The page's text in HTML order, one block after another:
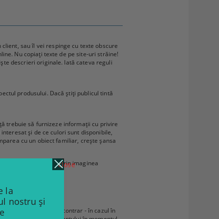
sau îl vei respinge cu texte obscure
Nu copiați texte de pe site-uri străine!
descrieri originale. Iată cateva reguli
produsului. Dacă știți publicul tintă
trebuie să furnizeze informații cu privire
și de ce culori sunt disponibile,
cu un obiect familiar, crește șansa
pot fi determinate prin imaginea
Valabil și în sens contrar - în cazul în
la
nostru și
close